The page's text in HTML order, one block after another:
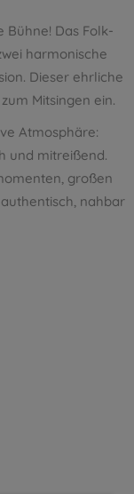
Bühne! Das Folk-
harmonische
Dieser ehrliche
Mitsingen ein.
Atmosphäre:
und mitreißend.
großen
nahbar